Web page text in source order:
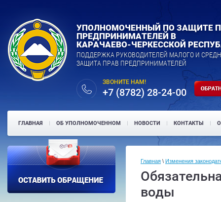
УПОЛНОМОЧЕННЫЙ ПО ЗАЩИТЕ
ПРЕДПРИНИМАТЕЛЕЙ В
КАРАЧАЕВО-ЧЕРКЕССКОЙ
ПОДДЕРЖКА РУКОВОДИТЕЛЕЙ МАЛОГО И
ЗАЩИТА ПРАВ ПРЕДПРИНИМАТЕЛЕЙ
ЗВОНИТЕ НАМ!
+7 (8782) 28-24-00
ГЛАВНАЯ ОБ УПОЛНОМОЧЕННОМ НОВОСТИ КОНТАКТЫ
Главная \ Изменения
воды